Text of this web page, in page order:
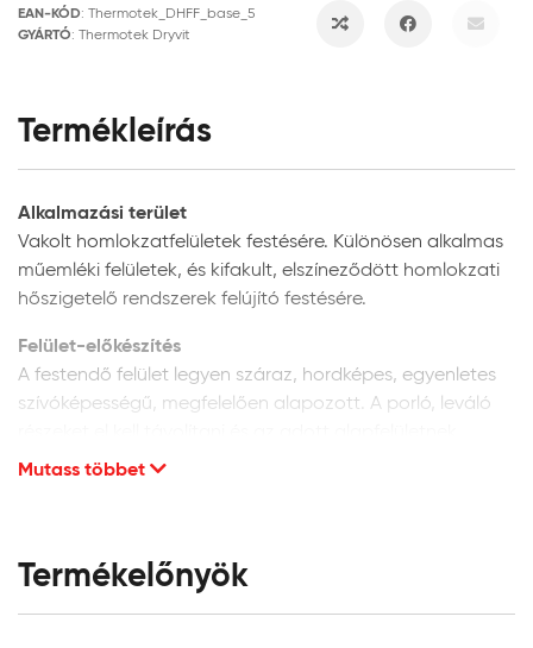
EAN-KÓD: Thermotek_DHFF_base_5
GYÁRTÓ: Thermotek Dryvit
Termékleírás
Alkalmazási terület
Vakolt homlokzatfelületek festésére. Különösen alkalmas
műemléki felületek, és kifakult, elszíneződött homlokzati
hőszigetelő rendszerek felújító festésére.
Felület-előkészítés
A festendő felület legyen száraz, hordképes, egyenletes
szívóképességű, megfelelően alapozott. A porló, leváló
megfelelően kijavítani. A vakolat minősége legyen min. vH
Új, vakolt vagy beton felületek:
felület szívóképességének kiegyenlítéséhez a
Mutass többet
Termékelőnyök